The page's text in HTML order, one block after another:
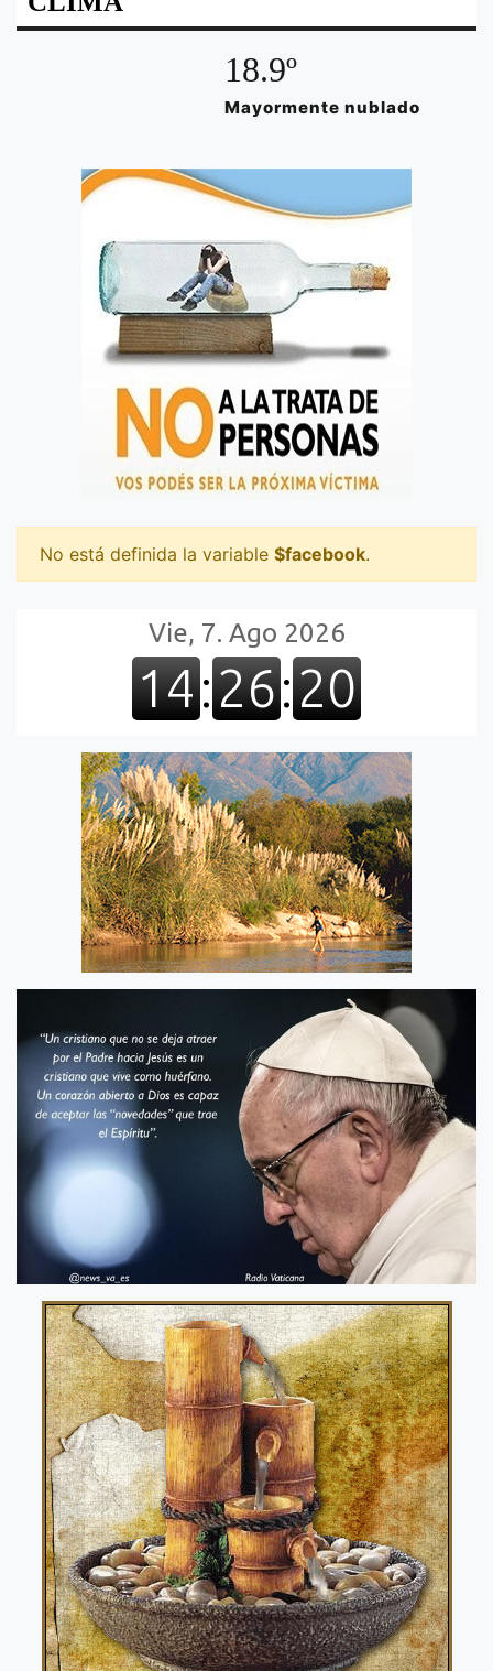
18.9º
Mayormente nublado
No está definida la variable $facebook.